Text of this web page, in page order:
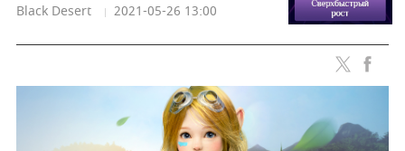
Black Desert 2021-05-26 13:00